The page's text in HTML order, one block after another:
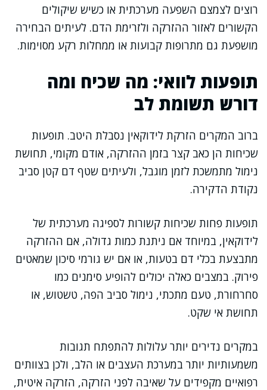
רוצים לצמצם השפעה מערכתית או כשיש שיקולים
הקשורים לאזור ההזרקה ולזרימת הדם. לעיתים הבחירה
מושפעת גם מתרופות קבועות או ממחלות רקע מסוימות.
תופעות לוואי: מה שכיח ומה
דורש תשומת לב
ברוב המקרים הזרקת לידוקאין נסבלת היטב. תופעות
שכיחות הן כאב קצר בזמן ההזרקה, אודם מקומי, תחושת
נימול מתמשכת לזמן מוגבל, ולעיתים שטף דם קטן סביב
נקודת הדקירה.
תופעות פחות שכיחות קשורות לספיגה מערכתית של
לידוקאין, במיוחד אם ניתנת כמות גדולה, אם ההזרקה
מתבצעת בכלי דם בטעות, או אם יש גורמי סיכון שמאטים
פירוק. במצבים כאלה יכולים להופיע סימנים כמו
סחרחורת, טעם מתכתי, נימול סביב הפה, טשטוש, או
תחושת אי שקט.
במקרים נדירים יותר עלולות להתפתח תגובות
משמעותיות יותר במערכת העצבים או הלב, ולכן בצוותים
רפואיים מקפידים על שאיבה לפני הזרקה, הזרקה איטית,